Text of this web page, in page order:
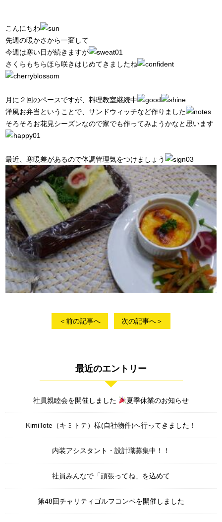
こんにちわ
先週の暖かさから一変して
今週は寒い日が続きますが
さくらもちらほら咲きはじめてきましたね
月に２回のペースですが、料理教室継続中
洋風お弁当ということで、サンドウィッチなど作りました
そろそろお花見シーズンなので家でも作ってみようかなと思います
最近、寒暖差があるので体調管理気をつけましょう
＜前の記事へ 次の記事へ＞
最近のエントリー
社員親睦会を開催しました 夏季休業のお知らせ
KimiTote（キミトテ）様(自社物件)へ行ってきました！
内装アシスタント・設計職募集中！！
社員みんなで「頑張ってね」を込めて
第48回チャリティゴルフコンペを開催しました